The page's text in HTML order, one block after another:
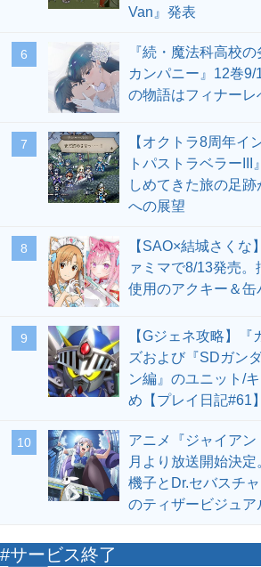
Van』発表
6
『続・魔法科高校
カンパニー』12巻
の物語はフィナーレ
7
【オクトラ8周年イ
トパストラベラーIII
しめてきた旅の足
への展望
8
【SAO×結城さくな
ァミマで8/13発売。
使用のアクキー＆缶
9
【Gジェネ攻略】
ズおよび『SDガン
ン編』のユニット/
め【プレイ日記#61】
10
アニメ『ジャイア
月より放送開始決
機子とDr.セバスチ
のティザービジュア
#サービス終了